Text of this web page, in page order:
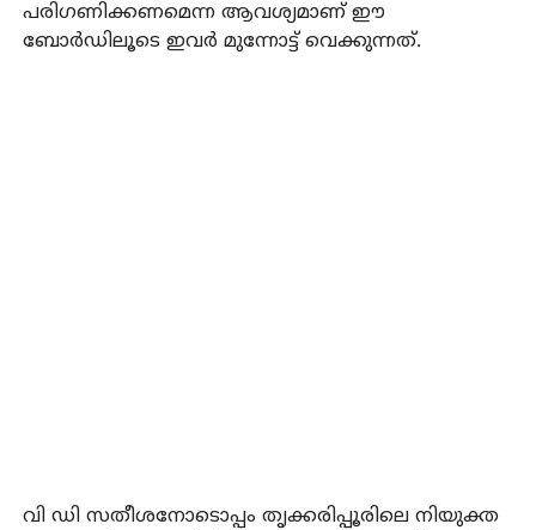
പരിഗണിക്കണമെന്ന ആവശ്യമാണ് ഈ
ബോര്‍ഡിലൂടെ ഇവര്‍ മുന്നോട്ട് വെക്കുന്നത്.
വി ഡി സതീശനോടൊപ്പം തൃക്കരിപ്പൂരിലെ നിയുക്ത